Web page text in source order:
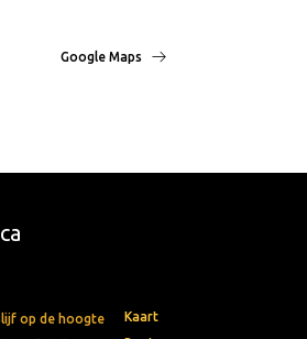
Google Maps
op de hoogte
Kaart